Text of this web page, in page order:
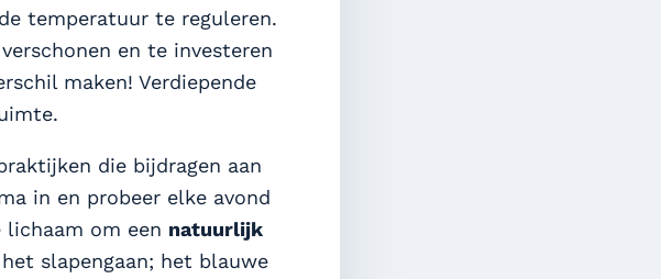
temperatuur te reguleren.
en te investeren
maken! Verdiepende
die bijdragen aan
in en probeer elke avond
om een natuurlijk
slapengaan; het blauwe